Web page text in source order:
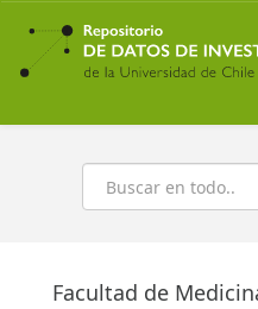
Ir
contenido
principal
Buscar
Facultad de